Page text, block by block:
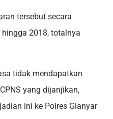
tersebut secara
2018, totalnya
tidak mendapatkan
yang dijanjikan,
ini ke Polres Gianyar